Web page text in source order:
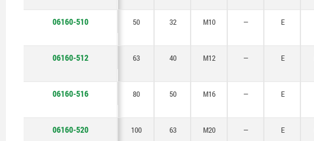
06160-510 50 32 M10 — E
06160-512 63 40 M12 — E
06160-516 80 50 M16 — E
06160-520 100 63 M20 — E